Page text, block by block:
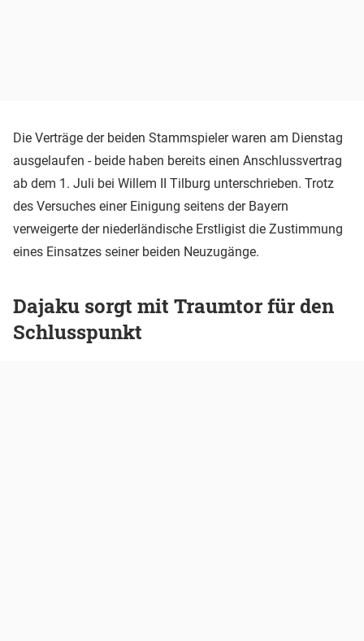
Die Verträge der beiden Stammspieler waren am Dienstag
ausgelaufen - beide haben bereits einen Anschlussvertrag
ab dem 1. Juli bei Willem II Tilburg unterschrieben. Trotz
des Versuches einer Einigung seitens der Bayern
verweigerte der niederländische Erstligist die Zustimmung
eines Einsatzes seiner beiden Neuzugänge.
Dajaku sorgt mit Traumtor für den
Schlusspunkt